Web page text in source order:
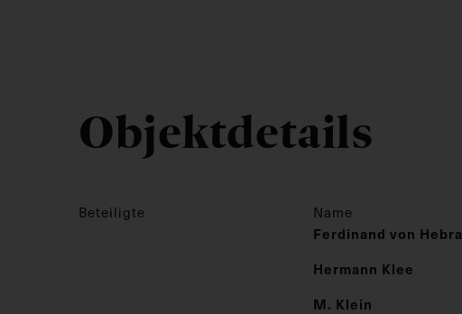
Objektdetails
Beteiligte Name
Ferdinand von Hebra
Hermann Klee
M. Klein